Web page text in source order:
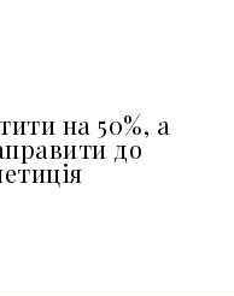
на 50%, а
до